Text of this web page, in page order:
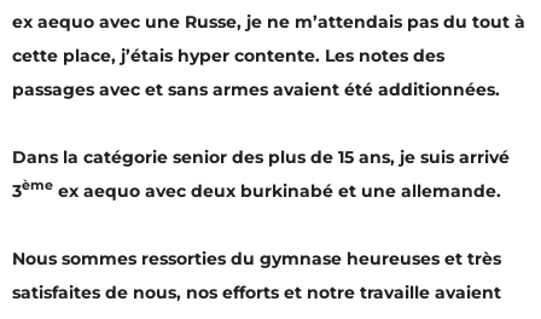
ex aequo avec une Russe, je ne m’attendais pas du tout à
cette place, j’étais hyper contente. Les notes des
passages avec et sans armes avaient été additionnées.
Dans la catégorie senior des plus de 15 ans, je suis arrivé
3ème ex aequo avec deux burkinabé et une allemande.
Nous sommes ressorties du gymnase heureuses et très
satisfaites de nous, nos efforts et notre travaille avaient